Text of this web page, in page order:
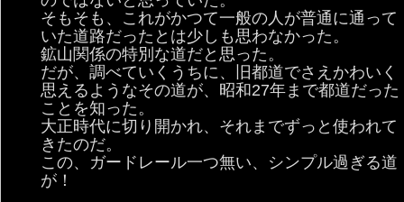
そもそも、これがかつて一般の人が普通に通って
いた道路だったとは少しも思わなかった。
鉱山関係の特別な道だと思った。
だが、調べていくうちに、旧都道でさえかわいく
思えるようなその道が、昭和27年まで都道だった
ことを知った。
大正時代に切り開かれ、それまでずっと使われて
きたのだ。
この、ガードレール一つ無い、シンプル過ぎる道
が！